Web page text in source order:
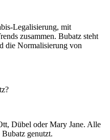
Legalisierung, mit
zusammen. Bubatz steht
die Normalisierung von
Dübel oder Mary Jane. Alle
genutzt.